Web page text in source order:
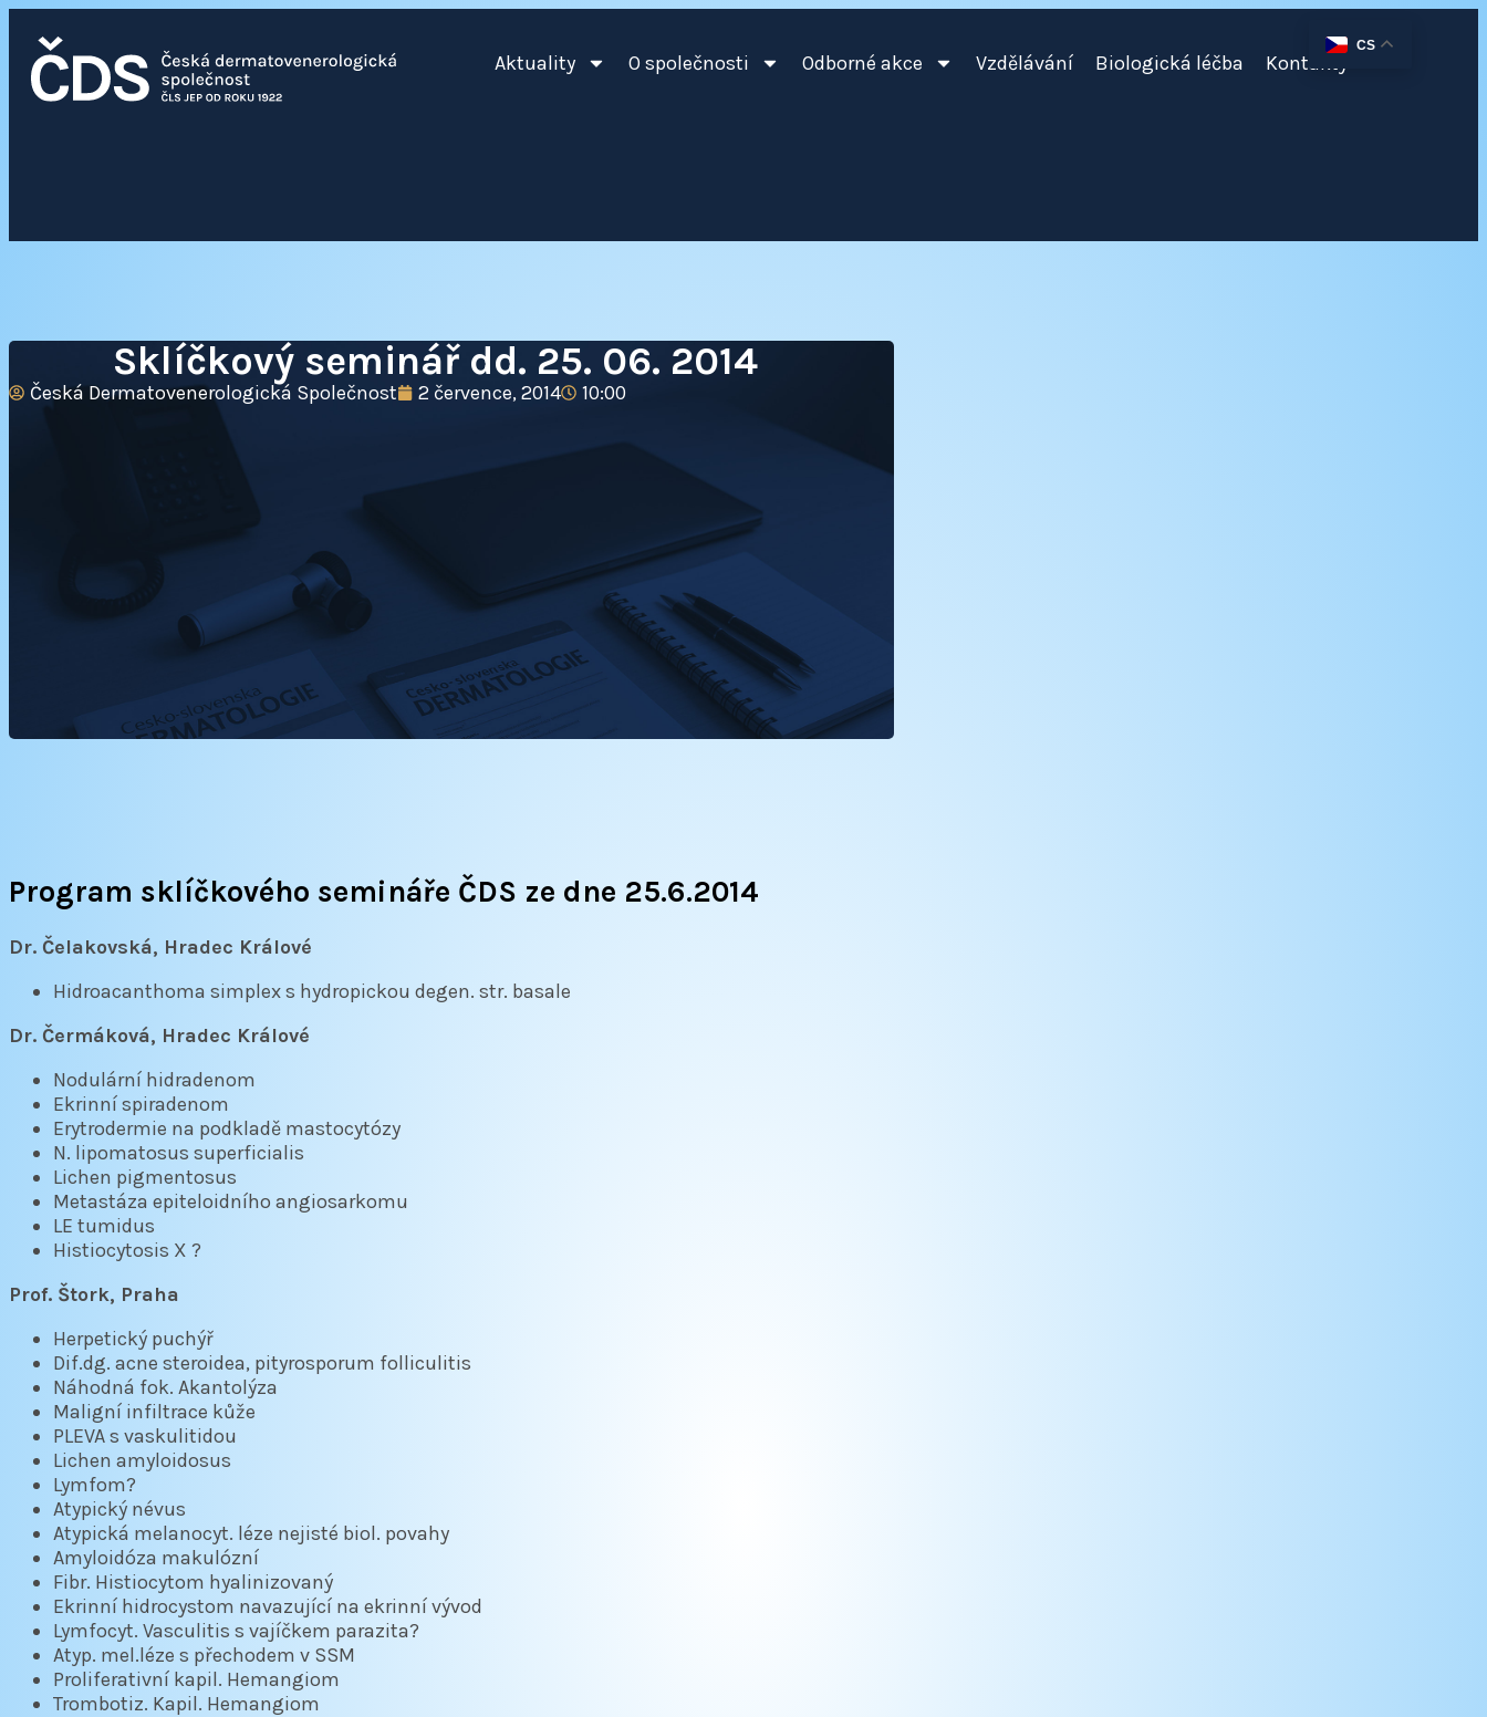
CS
Aktuality O společnosti Odborné akce Vzdělávání Biologická léčba Kontakty
Sklíčkový seminář dd. 25. 06. 2014
Česká Dermatovenerologická Společnost 2 července, 2014 10:00
Program sklíčkového semináře ČDS ze dne 25.6.2014
Dr. Čelakovská, Hradec Králové
Hidroacanthoma simplex s hydropickou degen. str. basale
Dr. Čermáková, Hradec Králové
Nodulární hidradenom
Ekrinní spiradenom
Erytrodermie na podkladě mastocytózy
N. lipomatosus superficialis
Lichen pigmentosus
Metastáza epiteloidního angiosarkomu
LE tumidus
Histiocytosis X ?
Prof. Štork, Praha
Herpetický puchýř
Dif.dg. acne steroidea, pityrosporum folliculitis
Náhodná fok. Akantolýza
Maligní infiltrace kůže
PLEVA s vaskulitidou
Lichen amyloidosus
Lymfom?
Atypický névus
Atypická melanocyt. léze nejisté biol. povahy
Amyloidóza makulózní
Fibr. Histiocytom hyalinizovaný
Ekrinní hidrocystom navazující na ekrinní vývod
Lymfocyt. Vasculitis s vajíčkem parazita?
Atyp. mel.léze s přechodem v SSM
Proliferativní kapil. Hemangiom
Trombotiz. Kapil. Hemangiom